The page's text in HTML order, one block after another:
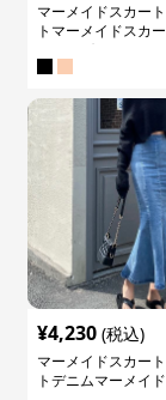
マーメイドスカー
トマーメイドスカ
アロング
¥4,230 (税込)
マーメイドスカー
トデニムマーメイ